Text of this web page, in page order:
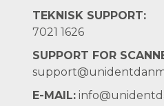
TEKNISK SUPPORT:
7021 1626
SUPPORT FOR
E-MAIL: